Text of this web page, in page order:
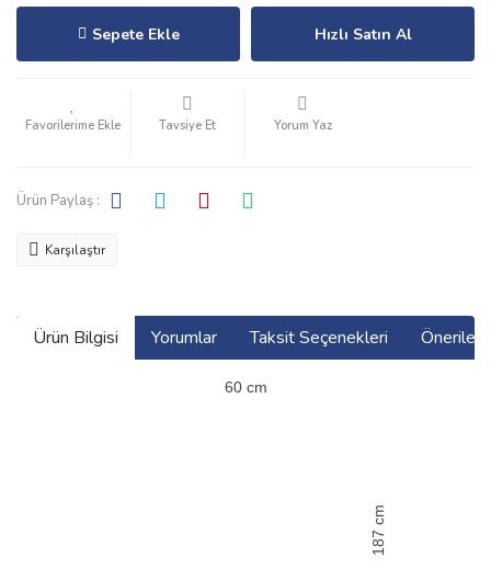
Sepete Ekle Hızlı Satın Al
Tavsiye Et Yorum Yaz
Ürün Paylaş :
Karşılaştır
Ürün Bilgisi Yorumlar Taksit Seçenekleri
60cm
187
cm